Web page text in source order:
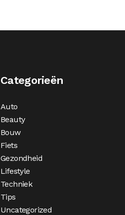
Categorieën
Auto
Beauty
Bouw
Fiets
Gezondheid
Lifestyle
Techniek
Tips
Uncategorized